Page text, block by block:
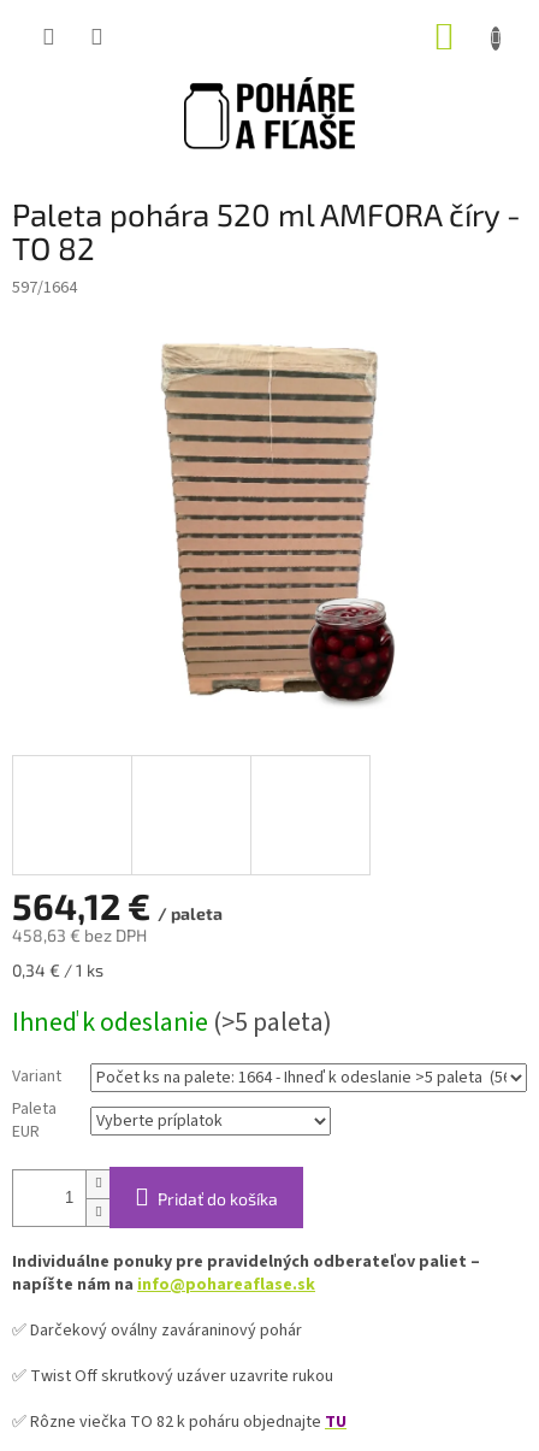
Paleta pohára 520 ml AMFORA číry -
TO 82
597/1664
564,12 € / paleta
458,63 € bez DPH
Jednotková
0,34 € / 1 ks
Ihneď k odeslanie (>5 paleta)
Variant
Paleta
EUR
Pridať do košíka
Individuálne ponuky pre pravidelných odberateľov paliet –
napíšte nám na info@pohareaflase.sk
✅ Darčekový oválny zaváraninový pohár
✅ Twist Off skrutkový uzáver uzavrite rukou
✅ Rôzne viečka TO 82 k poháru objednajte TU